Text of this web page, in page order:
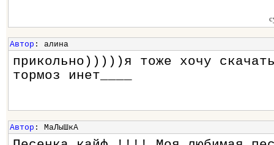
Автор : алина
прикольно)))))я тоже хочу
тормоз инет____
Автор : МаЛыШкА